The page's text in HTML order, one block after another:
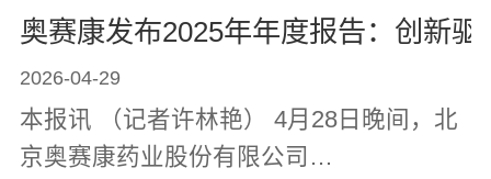
奥赛康发布2025年年度报告：创新
2026-04-29
本报讯 （记者许林艳） 4月28日晚间，北
京奥赛康药业股份有限公司